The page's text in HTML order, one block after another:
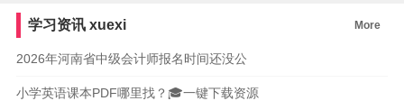
学习资讯 xuexi More
2026年河南省中级会计师报名时间还没公
小学英语课本PDF哪里找？🎓一键下载资源